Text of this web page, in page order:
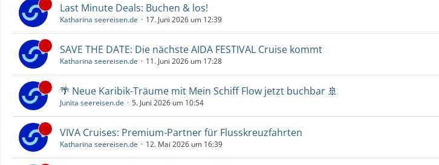
Last Minute Deals: Buchen & los!
Katharina seereisen.de 17. Juni 2026 um 12:39
SAVE THE DATE: Die nächste AIDA FESTIVAL Cruise kommt
Katharina seereisen.de 11. Juni 2026 um 17:28
🌴 Neue Karibik-Träume mit Mein Schiff Flow jetzt buchbar 🚢
Junita seereisen.de 5. Juni 2026 um 10:54
VIVA Cruises: Premium-Partner für Flusskreuzfahrten
Katharina seereisen.de 12. Mai 2026 um 16:39